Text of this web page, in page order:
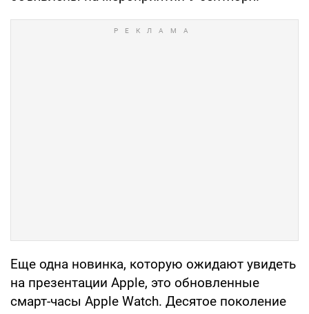
Еще одна новинка, которую ожидают увидеть
на презентации Apple, это обновленные
смарт-часы Apple Watch. Десятое поколение